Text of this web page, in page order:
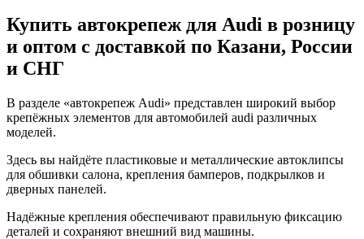
Купить автокрепеж для Audi в розницу
и оптом с доставкой по Казани, России
и СНГ
В разделе «автокрепеж Audi» представлен широкий выбор
крепёжных элементов для автомобилей audi различных
моделей.
Здесь вы найдёте пластиковые и металлические автоклипсы
для обшивки салона, крепления бамперов, подкрылков и
дверных панелей.
Надёжные крепления обеспечивают правильную фиксацию
деталей и сохраняют внешний вид машины.